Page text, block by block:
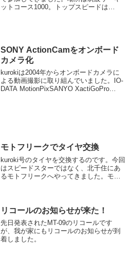
ットコース1000。トップスピードは
SONY ActionCamをオンボード
カメラ化
kurokiは2004年からオンボードカメラに
よる動画撮影に取り組んでいました。IO-
DATA MotionPixSANYO XactiGoPro
モトフリークでタイヤ交換
kuroki号のタイヤを交換するのです。今回
はスピードスターではなく、北千住にあ
るモトフリークへやってきました。モト
ヤ交換をモ...
リコールのお知らせが来た！
先日発表されたMT-09のリコールです
が、我が家にもリコールのお知らせが到
着しました。